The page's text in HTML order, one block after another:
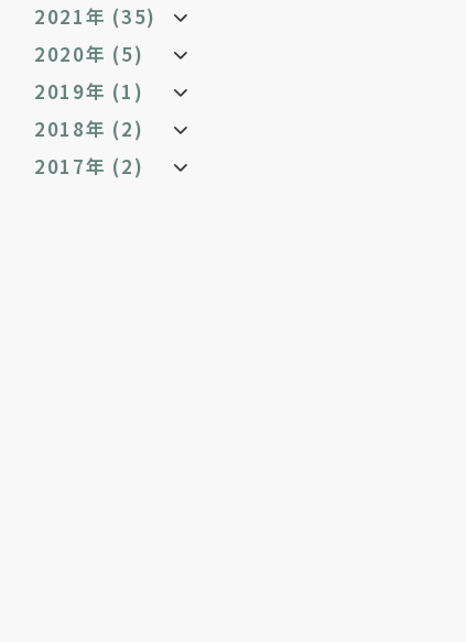
2021年 (35)
2020年 (5)
2019年 (1)
2018年 (2)
2017年 (2)